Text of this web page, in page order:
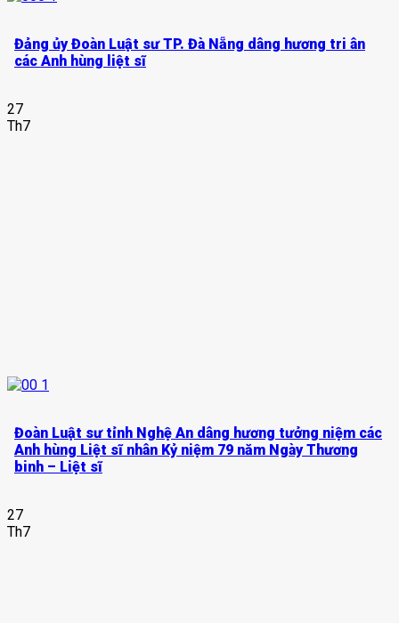
Đảng ủy Đoàn Luật sư TP. Đà Nẵng dâng hương tri ân
các Anh hùng liệt sĩ
27
Th7
Đoàn Luật sư tỉnh Nghệ An dâng hương tưởng niệm các
Anh hùng Liệt sĩ nhân Kỷ niệm 79 năm Ngày Thương
binh – Liệt sĩ
27
Th7